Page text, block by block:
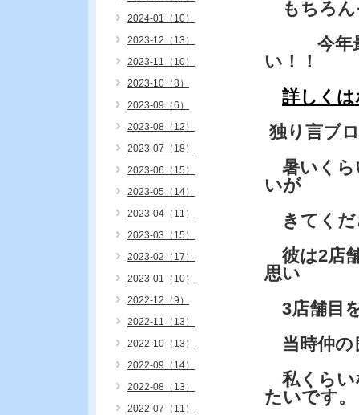
もちろん
今年最
い！！
詳しく
独り言ブ
暑いくら
いが
きてくだ
彼は2店
思い
3店舗目
当時仲の
私くらい
たいです。
2024-01（10）
2023-12（13）
2023-11（10）
2023-10（8）
2023-09（6）
2023-08（12）
2023-07（18）
2023-06（15）
2023-05（14）
2023-04（11）
2023-03（15）
2023-02（17）
2023-01（10）
2022-12（9）
2022-11（13）
2022-10（13）
2022-09（14）
2022-08（13）
2022-07（11）